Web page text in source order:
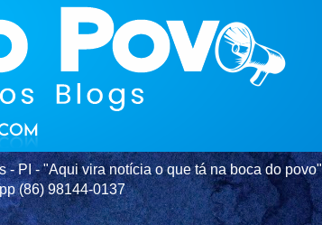
PI - "Aqui vira notícia o que tá na boca do povo"
(86) 98144-0137